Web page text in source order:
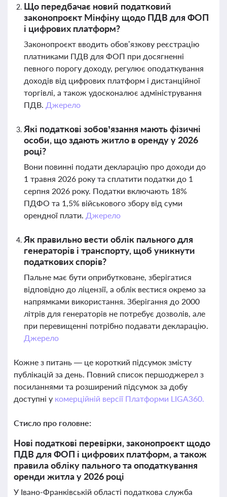
Що передбачає новий податковий
законопроєкт Мінфіну щодо ПДВ для ФОП
і цифрових платформ?
Законопроєкт вводить обов’язкову реєстрацію
платниками ПДВ для ФОП при досягненні
певного порогу доходу, регулює оподаткування
доходів від цифрових платформ і дистанційної
торгівлі, а також удосконалює адміністрування
ПДВ. Джерело
Які податкові зобов’язання мають фізичні
особи, що здають житло в оренду у 2026
році?
Вони повинні подати декларацію про доходи до
1 травня 2026 року та сплатити податки до 1
серпня 2026 року. Податки включають 18%
ПДФО та 1,5% військового збору від суми
орендної плати. Джерело
Як правильно вести облік пального для
генераторів і транспорту, щоб уникнути
податкових спорів?
Пальне має бути оприбутковане, зберігатися
відповідно до ліцензії, а облік вестися окремо за
напрямками використання. Зберігання до 2000
літрів для генераторів не потребує дозволів, але
при перевищенні потрібно подавати декларацію.
Джерело
Кожне з питань — це короткий підсумок змісту
публікацій за день. Повний список першоджерел з
посиланнями та розширений підсумок за добу
доступні у комерційній версії Платформи LIGA360.
Стисло про головне:
Нові податкові перевірки, законопроєкт щодо
ПДВ для ФОП і цифрових платформ, а також
правила обліку пального та оподаткування
оренди житла у 2026 році
У Івано-Франківській області податкова служба